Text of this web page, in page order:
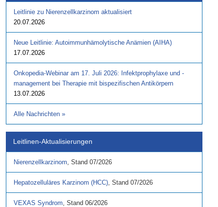
Leitlinie zu Nierenzellkarzinom aktualisiert
20.07.2026
Neue Leitlinie: Autoimmunhämolytische Anämien (AIHA)
17.07.2026
Onkopedia-Webinar am 17. Juli 2026: Infektprophylaxe und -
management bei Therapie mit bispezifischen Antikörpern
13.07.2026
Alle Nachrichten »
Leitlinen-Aktualisierungen
Nierenzellkarzinom, Stand 07/2026
Hepatozelluläres Karzinom (HCC), Stand 07/2026
VEXAS Syndrom, Stand 06/2026